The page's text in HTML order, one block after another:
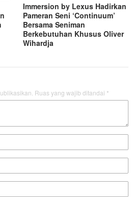
Immersion by Lexus Hadirkan
Pameran Seni ‘Continuum’
Bersama Seniman
Berkebutuhan Khusus Oliver
Wihardja
Ruas yang wajib ditandai *